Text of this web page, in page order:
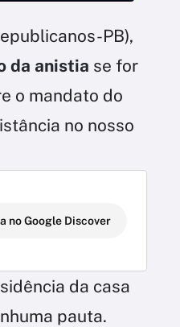
PB),
da anistia se for
o mandato do
no nosso
no Google Discover
da casa
pauta.